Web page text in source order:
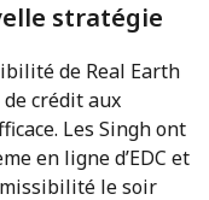
stratégie
de Real Earth
crédit aux
Les Singh ont
en ligne d’EDC et
le soir